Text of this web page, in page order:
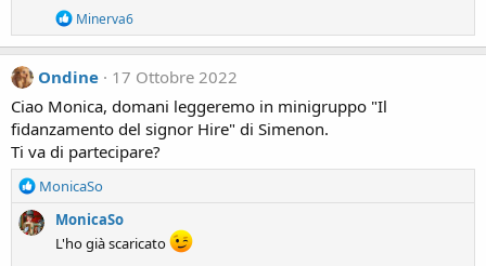
s
:
R
e
a
c
t
i
n
s
:
Minerva6
Ondine
17 Ottobre 2022
Ciao Monica, domani leggeremo in minigruppo "Il
fidanzamento del signor Hire" di Simenon.
Ti va di partecipare?
R
a
MonicaSo
MonicaSo
L'ho già scaricato